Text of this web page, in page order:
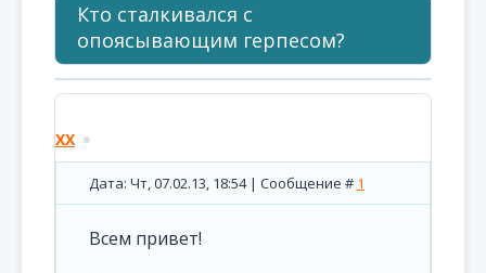
Кто сталкивался с
опоясывающим герпесом?
XX
Дата: Чт, 07.02.13, 18:54 | Сообщение # 1
Всем привет!